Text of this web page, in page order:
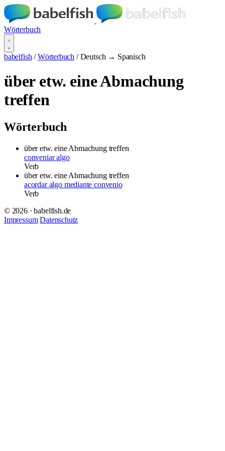
Wörterbuch
babelfish / Wörterbuch / Deutsch → Spanisch
über etw. eine Abmachung
treffen
Wörterbuch
über etw. eine Abmachung treffen
conveniar algo
Verb
über etw. eine Abmachung treffen
acordar algo mediante convenio
Verb
© 2026 · babelfish.de
Impressum Datenschutz